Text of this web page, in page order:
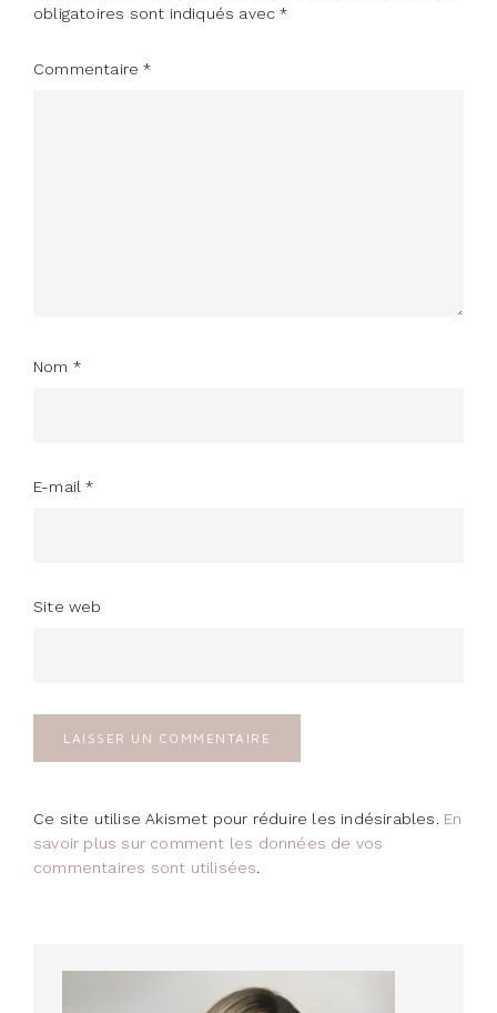
obligatoires sont indiqués avec*
Commentaire*
Nom *
E-mail*
Site web
Ce site utilise Akismet pour réduire les indésirables. En
savoir plus sur comment les données de vos
commentaires sont utilisées.